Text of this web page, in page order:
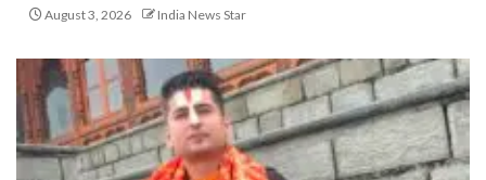
August 3, 2026 India News Star